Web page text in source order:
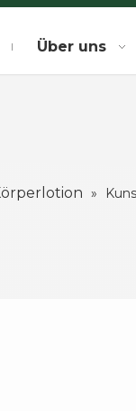
Über uns
»